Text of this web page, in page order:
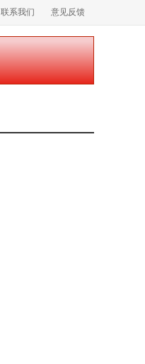
联系我们 意见反馈